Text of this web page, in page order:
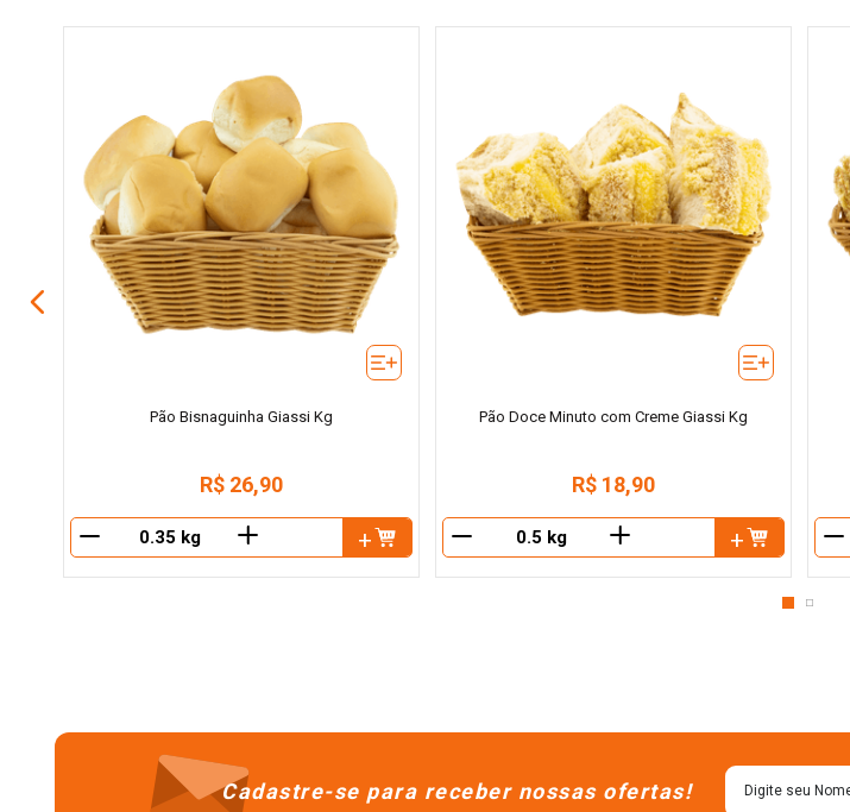
Pão Bisnaguinha Giassi Kg
R$ 26,90
＋
Pão Doce Minuto com Creme Giassi Kg
R$ 18,90
＋
Cadastre-se para receber nossas ofertas!